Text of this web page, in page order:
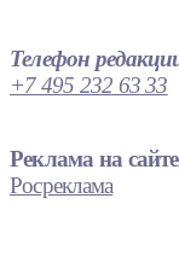
Телефон
+7 495 232 63 33
Реклама на сайте
Росреклама